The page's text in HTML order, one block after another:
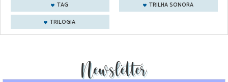
TAG
TRILHA SONORA
TRILOGIA
Newsletter